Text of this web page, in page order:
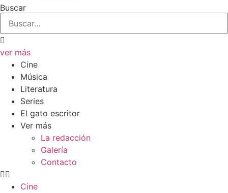
Buscar
ver más
Cine
Música
Literatura
Series
El gato escritor
Ver más
La redacción
Galería
Contacto
Cine